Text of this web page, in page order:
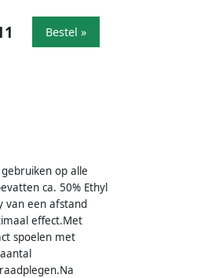
Bestel »
op alle
ca. 50% Ethyl
van een afstand
effect.Met
spoelen met